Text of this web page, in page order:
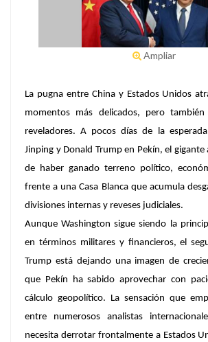
Ampliar
La pugna entre China y Estados Unidos
momentos más delicados, pero
reveladores. A pocos días de la
Jinping y Donald Trump en Pekín, el gigante
de haber ganado terreno político,
frente a una Casa Blanca que acumula
divisiones internas y reveses judiciales.
Aunque Washington sigue siendo la
en términos militares y financieros, el
Trump está dejando una imagen de
que Pekín ha sabido aprovechar con
cálculo geopolítico. La sensación que
entre numerosos analistas
necesita derrotar frontalmente a Estados